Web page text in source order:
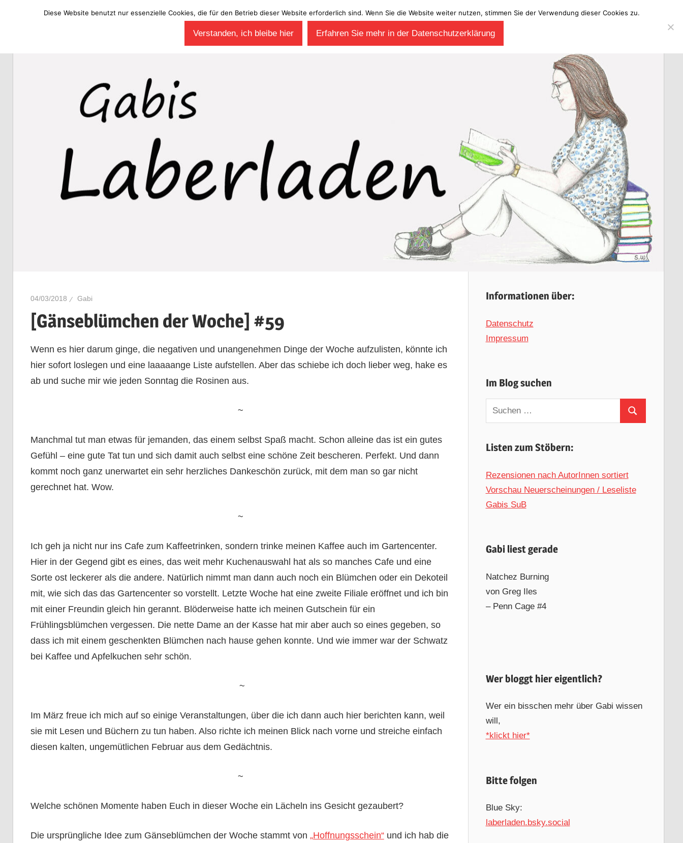
04/03/2018 Gabi
[Gänseblümchen der Woche] #59
Wenn es hier darum ginge, die negativen und unangenehmen Dinge der Woche aufzulisten, könnte ich
hier sofort loslegen und eine laaaaange Liste aufstellen. Aber das schiebe ich doch lieber weg, hake es
ab und suche mir wie jeden Sonntag die Rosinen aus.
~
Manchmal tut man etwas für jemanden, das einem selbst Spaß macht. Schon alleine das ist ein gutes
Gefühl – eine gute Tat tun und sich damit auch selbst eine schöne Zeit bescheren. Perfekt. Und dann
kommt noch ganz unerwartet ein sehr herzliches Dankeschön zurück, mit dem man so gar nicht
gerechnet hat. Wow.
~
Ich geh ja nicht nur ins Cafe zum Kaffeetrinken, sondern trinke meinen Kaffee auch im Gartencenter.
Hier in der Gegend gibt es eines, das weit mehr Kuchenauswahl hat als so manches Cafe und eine
Sorte ost leckerer als die andere. Natürlich nimmt man dann auch noch ein Blümchen oder ein Dekoteil
mit, wie sich das das Gartencenter so vorstellt. Letzte Woche hat eine zweite Filiale eröffnet und ich bin
mit einer Freundin gleich hin gerannt. Blöderweise hatte ich meinen Gutschein für ein
Frühlingsblümchen vergessen. Die nette Dame an der Kasse hat mir aber auch so eines gegeben, so
dass ich mit einem geschenkten Blümchen nach hause gehen konnte. Und wie immer war der Schwatz
bei Kaffee und Apfelkuchen sehr schön.
~
Im März freue ich mich auf so einige Veranstaltungen, über die ich dann auch hier berichten kann, weil
sie mit Lesen und Büchern zu tun haben. Also richte ich meinen Blick nach vorne und streiche einfach
diesen kalten, ungemütlichen Februar aus dem Gedächtnis.
~
Welche schönen Momente haben Euch in dieser Woche ein Lächeln ins Gesicht gezaubert?
Die ursprüngliche Idee zum Gänseblümchen der Woche stammt von „Hoffnungsschein“und ich hab die
Informationen über:
Datenschutz
Impressum
Im Blog suchen
Suchen
nach:
Suchen
Listen zum Stöbern:
Rezensionen nach AutorInnen sortiert
Vorschau Neuerscheinungen / Leseliste
Gabis SuB
Gabi liest gerade
Natchez Burning
von Greg Iles
– Penn Cage #4
Wer bloggt hier eigentlich?
Wer ein bisschen mehr über Gabi wissen
will,
*klickt hier*
Bitte folgen
Blue Sky:
laberladen.bsky.social
Diese Website benutzt nur essenzielle Cookies, die für den Betrieb dieser Website erforderlich sind. Wenn Sie die Website weiter nutzen, stimmen Sie der Verwendung dieser Cookies zu.
Verstanden, ich bleibe hier Erfahren Sie mehr in der Datenschutzerklärung